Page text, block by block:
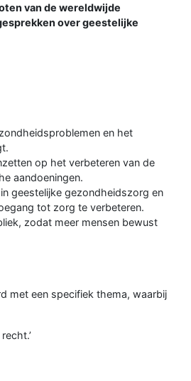
van de wereldwijde
over geestelijke
en het
op het verbeteren van de
aandoeningen.
geestelijke gezondheidszorg en
tot zorg te verbeteren.
zodat meer mensen bewust
met een specifiek thema, waarbij